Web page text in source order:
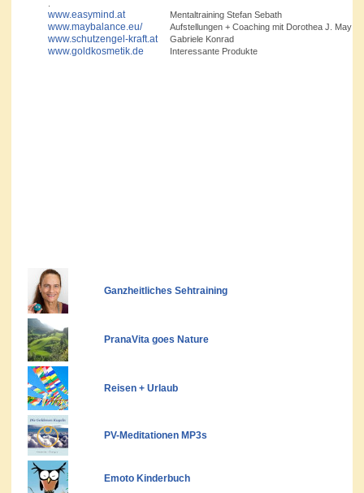
www.easymind.at Mentaltraining Stefan Sebath
www.maybalance.eu/ Aufstellungen + Coaching mit Dorothea J. May
www.schutzengel-kraft.at Gabriele Konrad
www.goldkosmetik.de Interessante Produkte
Ganzheitliches Sehtraining
PranaVita goes Nature
Reisen + Urlaub
PV-Meditationen MP3s
Emoto Kinderbuch